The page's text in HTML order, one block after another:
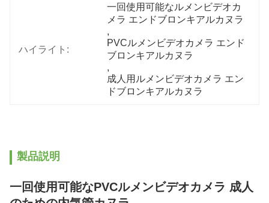
ハイライト:
一回使用可能なルメンビデオカ
メラ エンドブロンキアルカヌラ
,
PVCルメンビデオカメラ エンド
ブロンキアルカヌラ
,
成人用ルメンビデオカメラ エン
ドブロンキアルカヌラ
製品説明
一回使用可能なPVCルメンビデオカメラ 成人